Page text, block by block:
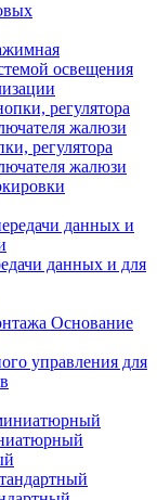
освещения
регулятора
жалюзи
данных и для
Основание
управления для